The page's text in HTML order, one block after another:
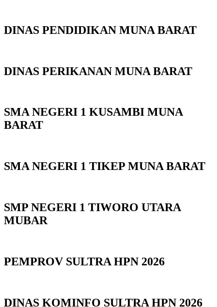
DINAS PENDIDIKAN MUNA BARAT
DINAS PERIKANAN MUNA BARAT
SMA NEGERI 1 KUSAMBI MUNA
BARAT
SMA NEGERI 1 TIKEP MUNA BARAT
SMP NEGERI 1 TIWORO UTARA
MUBAR
PEMPROV SULTRA HPN 2026
DINAS KOMINFO SULTRA HPN 2026